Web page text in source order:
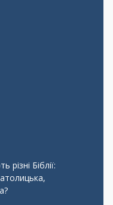
різні Біблії: